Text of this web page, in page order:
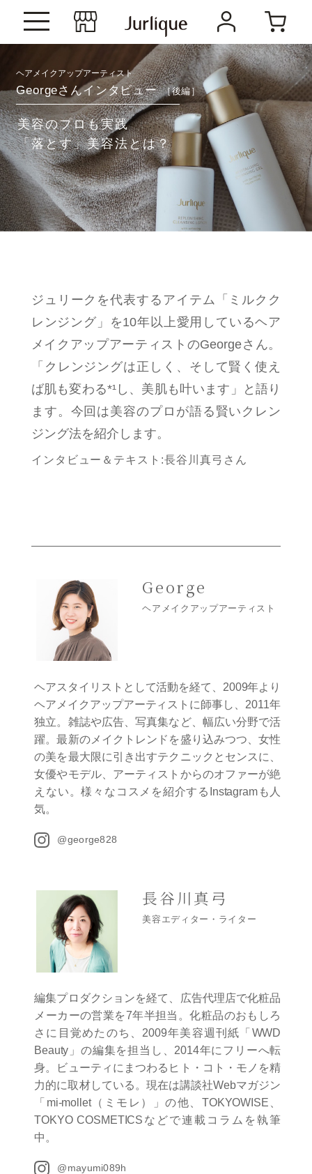
ヘアメイクアップアーティスト
Georgeさんインタビュー ［後編］
美容のプロも実践
「落とす」美容法とは？
ジュリークを代表するアイテム「ミルクク
レンジング」を10年以上愛用しているヘア
メイクアップアーティストのGeorgeさん。
「クレンジングは正しく、そして賢く使え
ば肌も変わる*¹し、美肌も叶います」と語り
ます。今回は美容のプロが語る賢いクレン
ジング法を紹介します。
インタビュー＆テキスト:長谷川真弓さん
George
ヘアメイクアップアーティスト
ヘアスタイリストとして活動を経て、2009年より
ヘアメイクアップアーティストに師事し、2011年
独立。雑誌や広告、写真集など、幅広い分野で活
躍。最新のメイクトレンドを盛り込みつつ、女性
の美を最大限に引き出すテクニックとセンスに、
女優やモデル、アーティストからのオファーが絶
えない。様々なコスメを紹介するInstagramも人
気。
@george828
長谷川真弓
美容エディター・ライター
編集プロダクションを経て、広告代理店で化粧品
メーカーの営業を7年半担当。化粧品のおもしろ
さに目覚めたのち、2009年美容週刊紙「WWD
Beauty」の編集を担当し、2014年にフリーへ転
身。ビューティにまつわるヒト・コト・モノを精
力的に取材している。現在は講談社Webマガジン
「mi-mollet（ミモレ）」の他、TOKYOWISE、
TOKYO COSMETICSなどで連載コラムを執筆
中。
@mayumi089h